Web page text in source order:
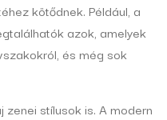
kötődnek. Például, a
azok, amelyek
és még sok
stílusok is. A modern